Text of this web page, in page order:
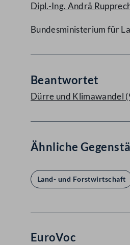
Dipl.-Ing. Andrä
Bundesministerium für
Beantwortet
Dürre und Klimawandel
Ähnliche
Land- und Forstwirtschaft
EuroVoc